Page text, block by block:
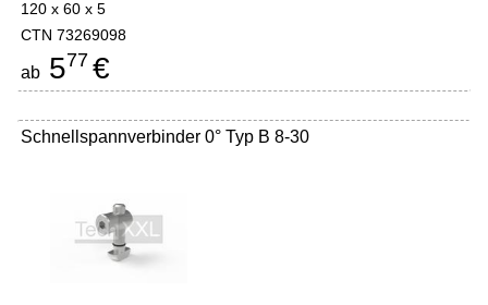
120 x 60 x 5
CTN 73269098
ab 577 €
Schnellspannverbinder 0° Typ B 8-30